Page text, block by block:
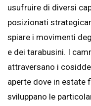
usufruire di diversi
posizionati
spiare i movimenti
e dei tarabusini. I
attraversano i
aperte dove in estate
sviluppano le